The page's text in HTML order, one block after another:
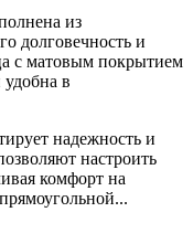
из
долговечность и
с матовым покрытием
в
надежность и
настроить
комфорт на